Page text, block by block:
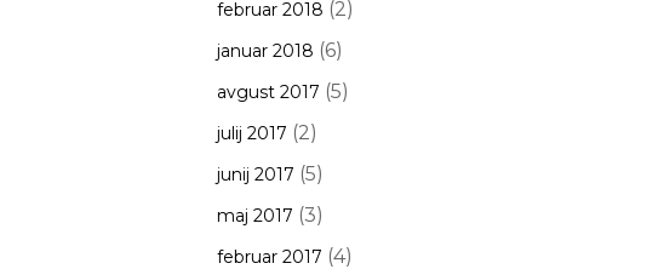
februar 2018 (2)
januar 2018 (6)
avgust 2017 (5)
julij 2017 (2)
junij 2017 (5)
maj 2017 (3)
februar 2017 (4)